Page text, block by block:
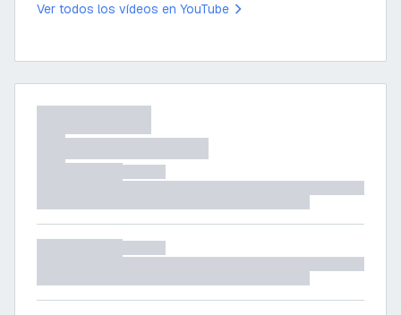
Ver todos los vídeos en YouTube